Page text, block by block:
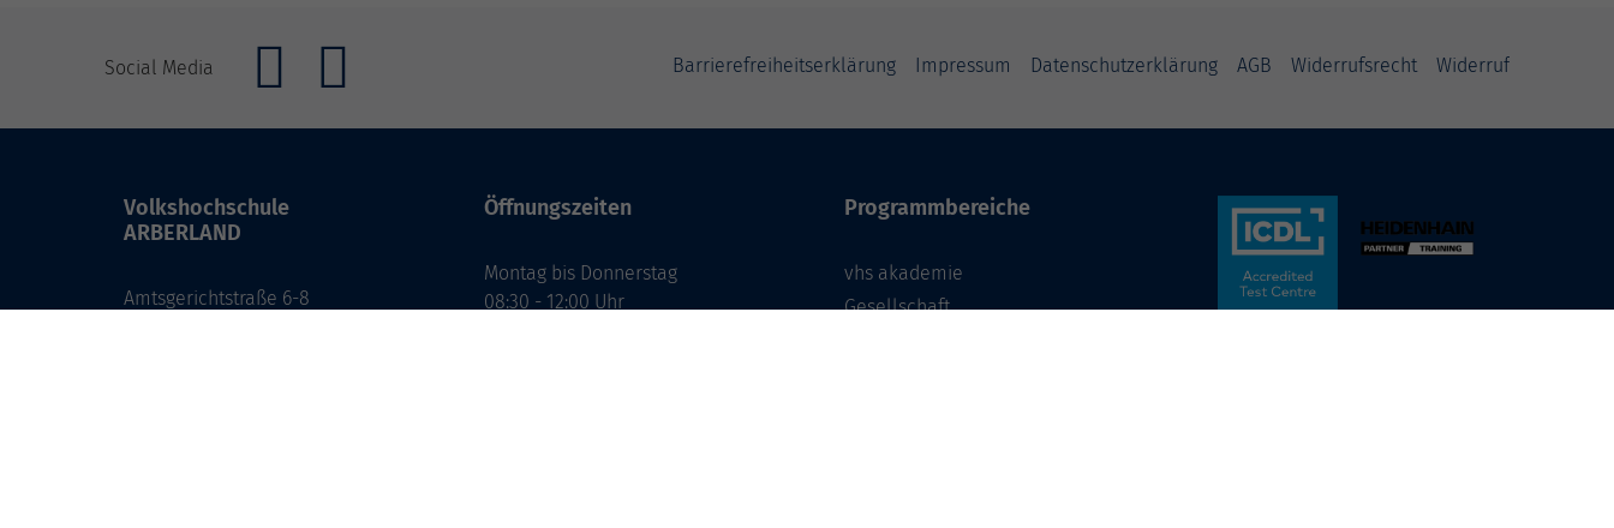
Social Media Barrierefreiheitserklärung Impressum Datenschutzerklärung AGB Widerrufsrecht Widerruf
Volkshochschule
ARBERLAND
Amtsgerichtstraße 6-8
Öffnungszeiten
Montag bis Donnerstag
08:30 - 12:00 Uhr
Programmbereiche
vhs akademie
Gesellschaft